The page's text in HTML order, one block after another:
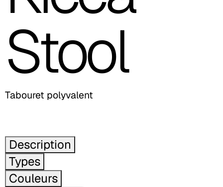
Stool
Tabouret polyvalent
Description
Types
Couleurs